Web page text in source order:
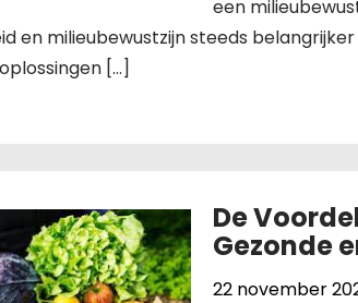
een
en milieubewustzijn steeds
[…]
De
Gezonde
22 november